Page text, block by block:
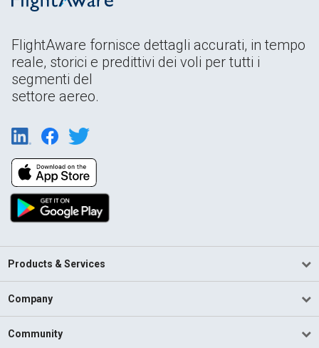
FlightAware fornisce dettagli accurati, in tempo
reale, storici e predittivi dei voli per tutti i
segmenti del
settore aereo.
Products & Services
Company
Community